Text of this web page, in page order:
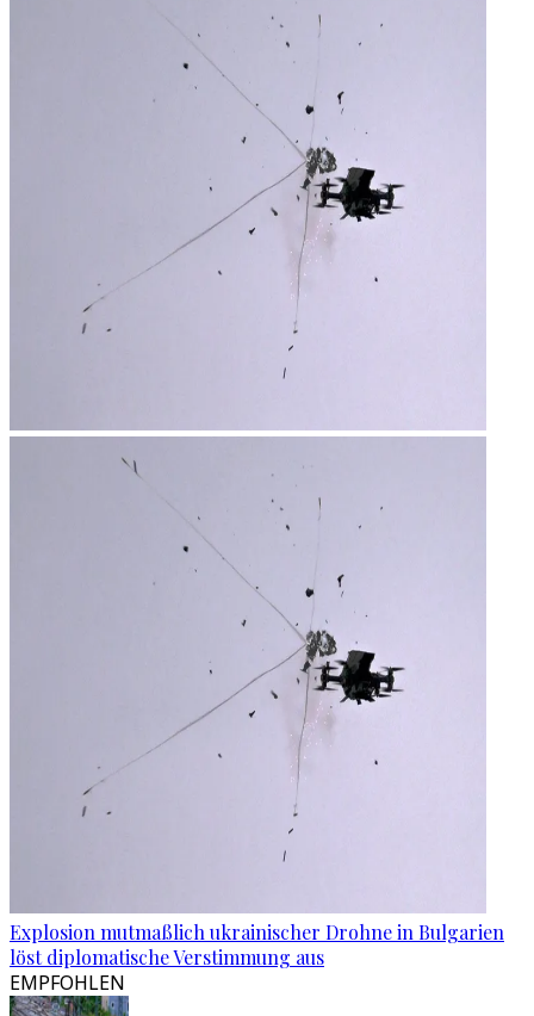
Explosion mutmaßlich ukrainischer Drohne in Bulgarien
löst diplomatische Verstimmung aus
EMPFOHLEN